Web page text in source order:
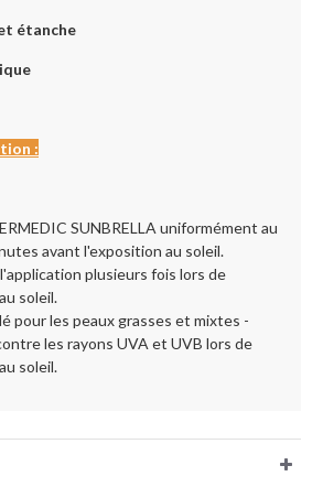
étanche
:
SUNBRELLA uniformément au
avant l'exposition au soleil.
plusieurs fois lors de
soleil.
pour les peaux grasses et mixtes -
les rayons UVA et UVB lors de
soleil.